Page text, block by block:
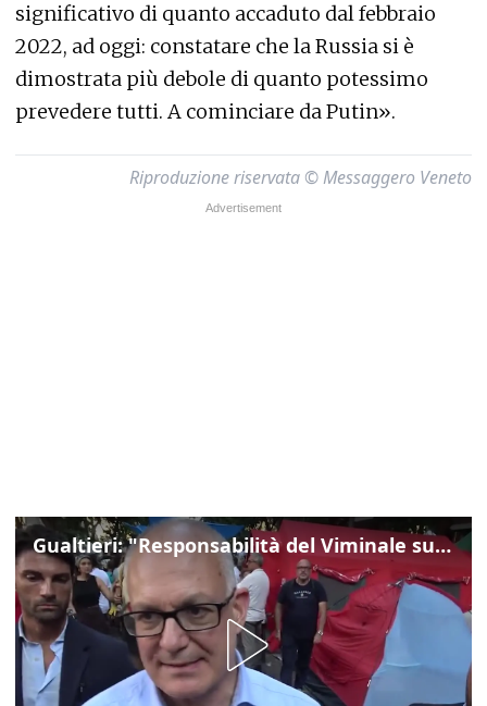
significativo di quanto accaduto dal febbraio
2022, ad oggi: constatare che la Russia si è
dimostrata più debole di quanto potessimo
prevedere tutti. A cominciare da Putin».
Riproduzione riservata © Messaggero Veneto
Gualtieri: "Responsabilità del Viminale su Spin Time? La posizione dei partiti è nota"